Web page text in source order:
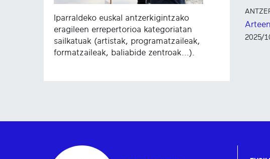
Iparraldeko euskal antzerkigintzako
eragileen errepertorioa kategoriatan
sailkatuak (artistak, programatzaileak,
formatzaileak, baliabide zentroak...).
2025/